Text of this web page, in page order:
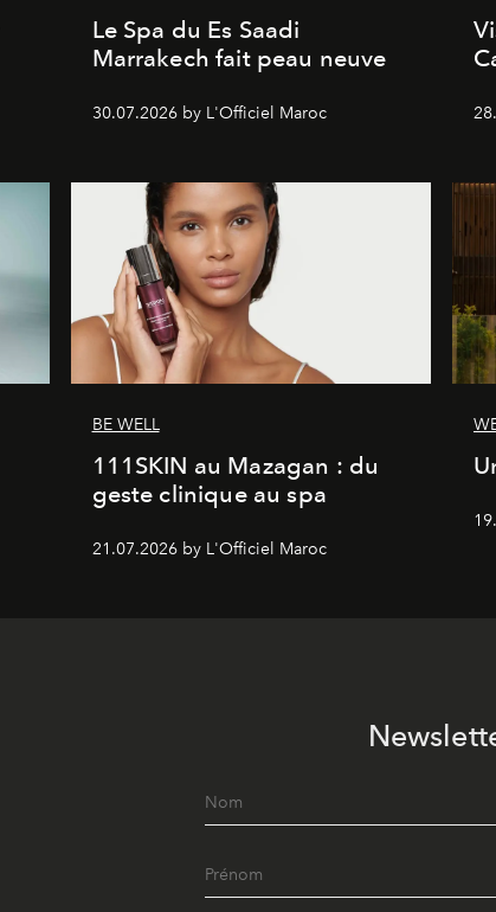
Le Spa du Es Saadi
Marrakech fait peau neuve
30.07.2026 by L'Officiel Maroc
BE WELL
111SKIN au Mazagan : du
geste clinique au spa
21.07.2026 by L'Officiel Maroc